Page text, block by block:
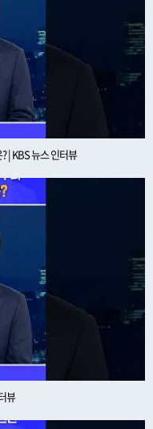
| KBS 뉴스 인터뷰
뷰